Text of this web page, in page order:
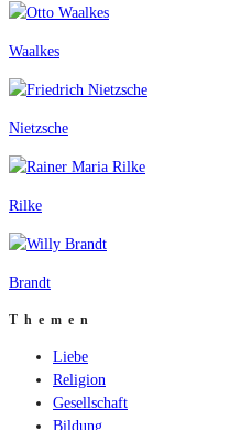
Waalkes
Nietzsche
Rilke
Brandt
Themen
Liebe
Religion
Gesellschaft
Bildung